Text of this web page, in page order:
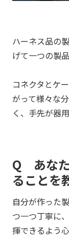
ハーネス品の
げて一つの製
コネクタとケ
がって様々な
く、手先が器
Q あなた
ることを
自分が作った
つ一つ丁寧に
揮できるよう